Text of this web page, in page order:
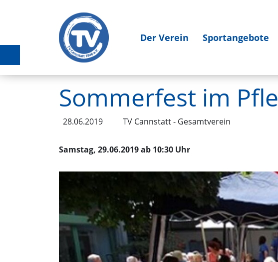
Der Verein Sportangebote
Sommerfest im
28.06.2019 TV Cannstatt - Gesamtverein
Samstag, 29.06.2019 ab 10:30 Uhr